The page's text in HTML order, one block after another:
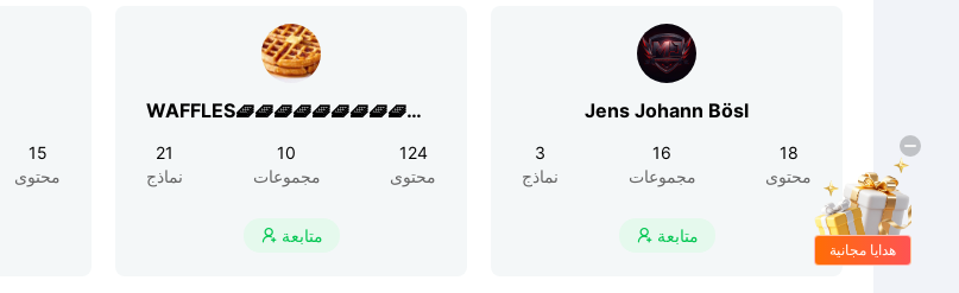
15
محتوى
WAFFLES🧇🧇🧇🧇🧇🧇🧇🧇🧇🧇
21
نماذج
10
مجموعات
124
محتوى
 متابعة
Jens Johann Bösl
3
نماذج
16
مجموعات
18
محتوى
 متابعة
هدايا مجانية